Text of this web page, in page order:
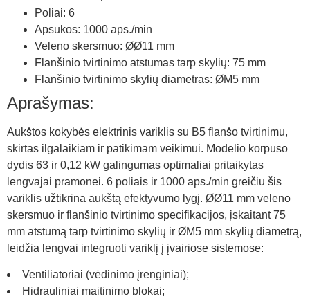
Poliai: 6
Apsukos: 1000 aps./min
Veleno skersmuo: ØØ11 mm
Flanšinio tvirtinimo atstumas tarp skylių: 75 mm
Flanšinio tvirtinimo skylių diametras: ØM5 mm
Aprašymas:
Aukštos kokybės elektrinis variklis su B5 flanšo tvirtinimu,
skirtas ilgalaikiam ir patikimam veikimui. Modelio korpuso
dydis 63 ir 0,12 kW galingumas optimaliai pritaikytas
lengvajai pramonei. 6 poliais ir 1000 aps./min greičiu šis
variklis užtikrina aukštą efektyvumo lygį. ØØ11 mm veleno
skersmuo ir flanšinio tvirtinimo specifikacijos, įskaitant 75
mm atstumą tarp tvirtinimo skylių ir ØM5 mm skylių diametrą,
leidžia lengvai integruoti variklį į įvairiose sistemose:
Ventiliatoriai (vėdinimo įrenginiai);
Hidrauliniai maitinimo blokai;